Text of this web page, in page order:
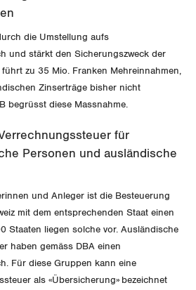
die Umstellung aufs
und stärkt den Sicherungszweck der
zu 35 Mio. Franken Mehreinnahmen,
Zinserträge bisher nicht
begrüsst diese Massnahme.
für
Personen und ausländische
und Anleger ist die Besteuerung
mit dem entsprechenden Staat einen
Staaten liegen solche vor. Ausländische
haben gemäss DBA einen
Für diese Gruppen kann eine
als «Übersicherung» bezeichnet